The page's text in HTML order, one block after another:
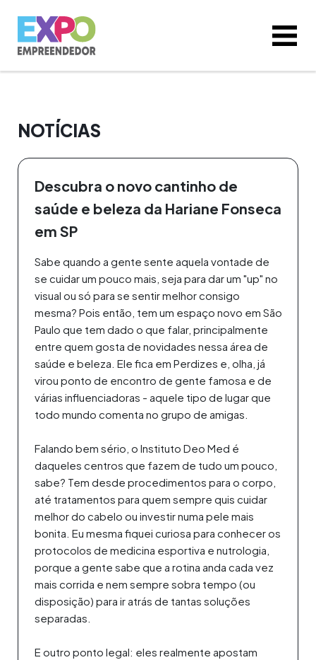
NOTÍCIAS
Descubra o novo cantinho de
saúde e beleza da Hariane Fonseca
em SP
Sabe quando a gente sente aquela vontade de
se cuidar um pouco mais, seja para dar um "up" no
visual ou só para se sentir melhor consigo
mesma? Pois então, tem um espaço novo em São
Paulo que tem dado o que falar, principalmente
entre quem gosta de novidades nessa área de
saúde e beleza. Ele fica em Perdizes e, olha, já
virou ponto de encontro de gente famosa e de
várias influenciadoras - aquele tipo de lugar que
todo mundo comenta no grupo de amigas.
Falando bem sério, o Instituto Deo Med é
daqueles centros que fazem de tudo um pouco,
sabe? Tem desde procedimentos para o corpo,
até tratamentos para quem sempre quis cuidar
melhor do cabelo ou investir numa pele mais
bonita. Eu mesma fiquei curiosa para conhecer os
protocolos de medicina esportiva e nutrologia,
porque a gente sabe que a rotina anda cada vez
mais corrida e nem sempre sobra tempo (ou
disposição) para ir atrás de tantas soluções
separadas.
E outro ponto legal: eles realmente apostam